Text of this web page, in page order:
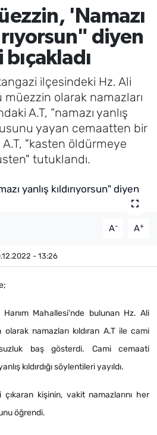
'Namazı
diyen
bıçakladı
ilçesindeki Hz. Ali
müezzin olarak namazları
A.T, “namazı yanlış
yayan cemaatten bir
A.T, "kasten öldürmeye
tutuklandı.
A- A+
- 13:26
Mahallesi’nde bulunan Hz. Ali
namazları kıldıran A.T ile cami
baş gösterdi. Cami cemaati
kıldırdığı söylentileri yayıldı.
çıkaran kişinin, vakit namazlarını her
öğrendi.